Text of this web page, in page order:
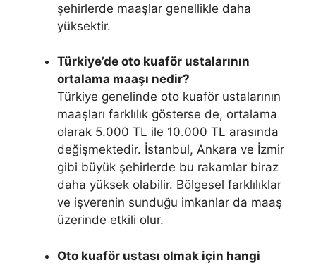
şehirlerde maaşlar genellikle daha
yüksektir.
Türkiye’de oto kuaför ustalarının
ortalama maaşı nedir?
Türkiye genelinde oto kuaför ustalarının
maaşları farklılık gösterse de, ortalama
olarak 5.000 TL ile 10.000 TL arasında
değişmektedir. İstanbul, Ankara ve İzmir
gibi büyük şehirlerde bu rakamlar biraz
daha yüksek olabilir. Bölgesel farklılıklar
ve işverenin sunduğu imkanlar da maaş
üzerinde etkili olur.
Oto kuaför ustası olmak için hangi